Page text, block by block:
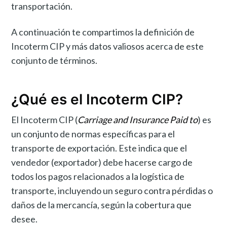
transportación.
A continuación te compartimos la definición de
Incoterm CIP y más datos valiosos acerca de este
conjunto de términos.
¿Qué es el Incoterm CIP?
El Incoterm CIP (Carriage and Insurance Paid to) es
un conjunto de normas específicas para el
transporte de exportación. Este indica que el
vendedor (exportador) debe hacerse cargo de
todos los pagos relacionados a la logística de
transporte, incluyendo un seguro contra pérdidas o
daños de la mercancía, según la cobertura que
desee.